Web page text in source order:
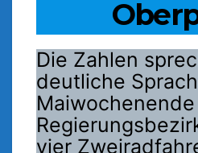
Die Zahlen
deutliche
vier